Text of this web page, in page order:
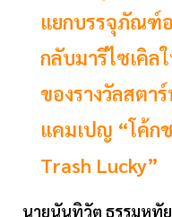
แยกบรรจุภัณฑ์
กลับมารีไซเคิ
ของรางวัลสตา
แคมเปญ “โค้ก
Trash Lucky”
นายนันทิวัต ธรรมหทั